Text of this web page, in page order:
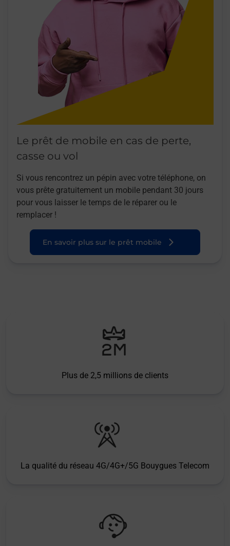
Le prêt de mobile en cas de perte,
casse ou vol
Si vous rencontrez un pépin avec votre téléphone, on
vous prête gratuitement un mobile pendant 30 jours
pour vous laisser le temps de le réparer ou le
remplacer !
En savoir plus sur le prêt mobile
Plus de 2,5 millions de clients
La qualité du réseau 4G/4G+/5G Bouygues Telecom